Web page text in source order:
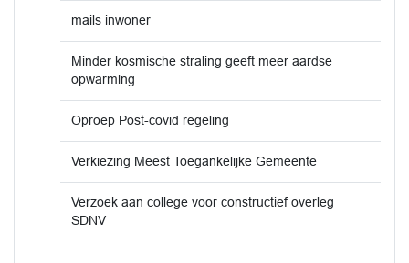
mails inwoner
Minder kosmische straling geeft meer aardse
opwarming
Oproep Post-covid regeling
Verkiezing Meest Toegankelijke Gemeente
Verzoek aan college voor constructief overleg
SDNV